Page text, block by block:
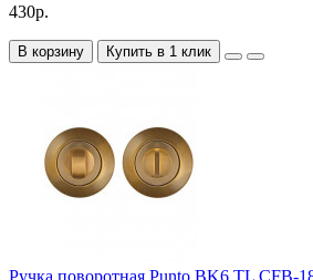
430р.
В корзину Купить в 1 клик
Ручка поворотная Punto BK6 TL CFB-